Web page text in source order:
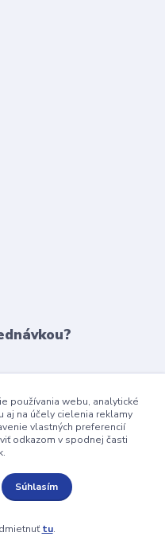
rychlo.sk
používania webu, analytické
aj na účely cielenia reklamy
vlastných preferencií
odkazom v spodnej časti
Súhlasím
tu.